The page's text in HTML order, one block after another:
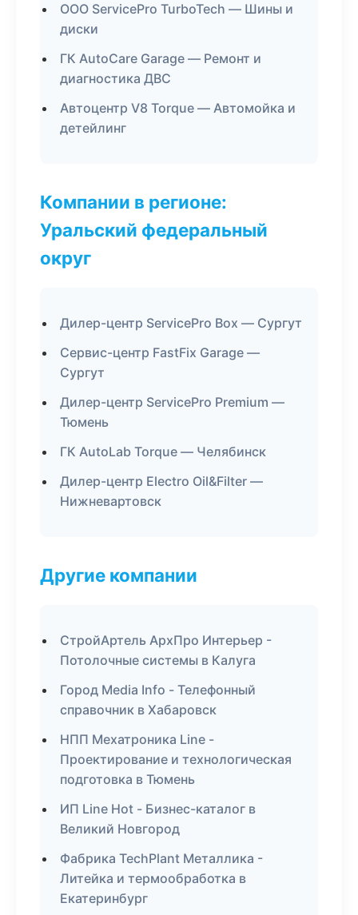
ООО ServicePro TurboTech — Шины и
диски
ГК AutoCare Garage — Ремонт и
диагностика ДВС
Автоцентр V8 Torque — Автомойка и
детейлинг
Компании в регионе:
Уральский федеральный
округ
Дилер-центр ServicePro Box — Сургут
Сервис-центр FastFix Garage —
Сургут
Дилер-центр ServicePro Premium —
Тюмень
ГК AutoLab Torque — Челябинск
Дилер-центр Electro Oil&Filter —
Нижневартовск
Другие компании
СтройАртель АрхПро Интерьер -
Потолочные системы в Калуга
Город Media Info - Телефонный
справочник в Хабаровск
НПП Мехатроника Line -
Проектирование и технологическая
подготовка в Тюмень
ИП Line Hot - Бизнес-каталог в
Великий Новгород
Фабрика TechPlant Металлика -
Литейка и термообработка в
Екатеринбург